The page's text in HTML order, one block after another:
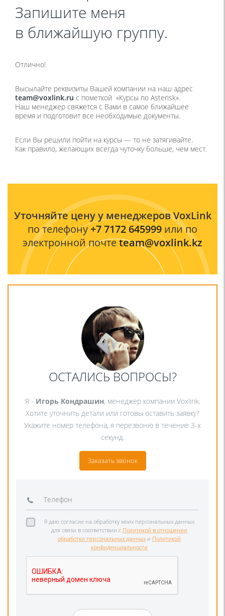
Запишите меня
в ближайшую группу.
Отлично!
Высылайте реквизиты Вашей компании на наш адрес
team@voxlink.ru с пометкой «Курсы по Asterisk».
Наш менеджер свяжется с Вами в самое ближайшее
время и подготовит все необходимые документы.
Если Вы решили пойти на курсы — то не затягивайте.
Как правило, желающих всегда чуточку больше, чем мест.
Уточняйте цену у менеджеров VoxLink
по телефону+7 7172 645999 или по
электронной почтеteam@voxlink.kz
ОСТАЛИСЬ ВОПРОСЫ?
Я - Игорь Кондрашин, менеджер компании Voxlink.
Хотите уточнить детали или готовы оставить заявку?
Укажите номер телефона, я перезвоню в течение 3-х
секунд.
Заказать звонок
Я даю согласие на обработку моих персональных данных
для связи в соответствии с Политикой в отношении
обработки персональных данных и Политикой
конфиденциальности